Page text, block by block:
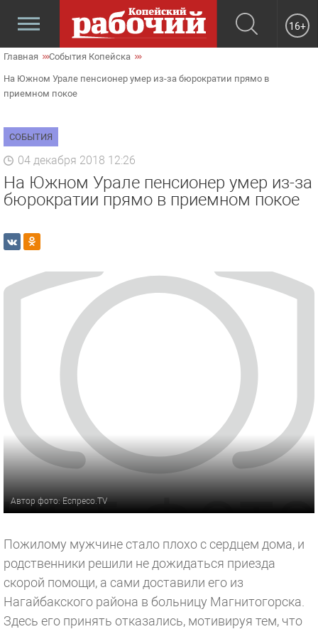
16+
Главная События Копейска
На Южном Урале пенсионер умер из-за бюрократии прямо в
приемном покое
СОБЫТИЯ
04 декабря 2018 12:26
На Южном Урале пенсионер умер из-за
бюрократии прямо в приемном покое
Автор фото: Еспресо.TV
Пожилому мужчине стало плохо с сердцем дома, и
родственники решили не дожидаться приезда
скорой помощи, а сами доставили его из
Нагайбакского района в больницу Магнитогорска.
Здесь его принять отказались, мотивируя тем, что